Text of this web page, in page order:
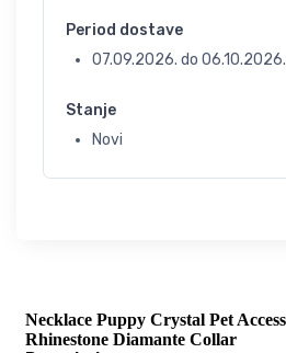
Period dostave
07.09.2026. do 06.10.2026.
Stanje
Novi